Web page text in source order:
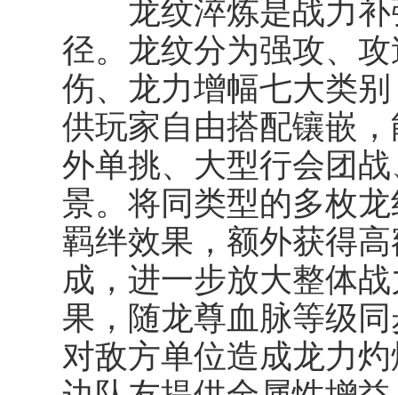
龙纹淬炼是战力补
径。龙纹分为强攻、
伤、龙力增幅七大类
供玩家自由搭配镶嵌
外单挑、大型行会团
景。将同类型的多枚
羁绊效果，额外获得
成，进一步放大整体
果，随龙尊血脉等级
对敌方单位造成龙力